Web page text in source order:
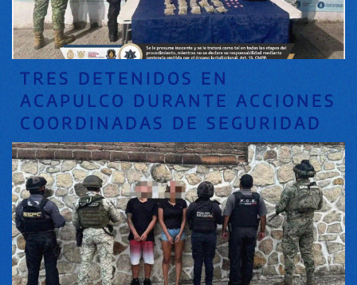
TRES DETENIDOS EN
ACAPULCO DURANTE ACCIONES
COORDINADAS DE SEGURIDAD